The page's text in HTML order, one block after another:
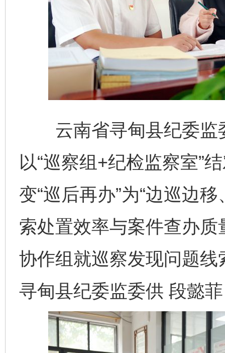
云南省寻甸县纪委监
以“巡察组+纪检监察室”
变“巡后再办”为“边巡边
索处置效率与案件查办
协作组就巡察发现问题
寻甸县纪委监委供 段懿